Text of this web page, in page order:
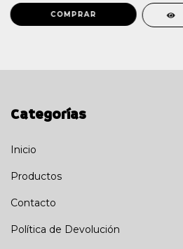
Categorías
Inicio
Productos
Contacto
Política de Devolución